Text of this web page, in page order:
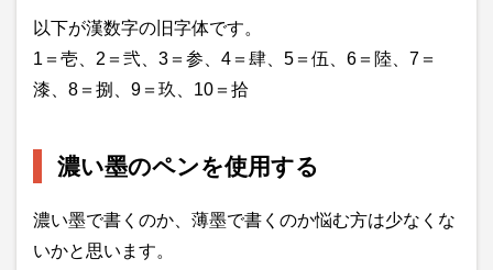
以下が漢数字の旧字体です。
1＝壱、2＝弐、3＝参、4＝肆、5＝伍、6＝陸、7＝
漆、8＝捌、9＝玖、10＝拾
濃い墨のペンを使用する
濃い墨で書くのか、薄墨で書くのか悩む方は少なくな
いかと思います。